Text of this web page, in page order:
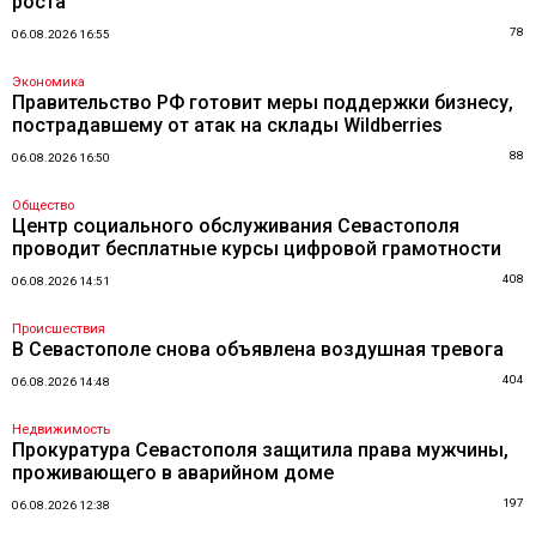
06.08.2026 16:55 78
Экономика
Правительство РФ готовит меры поддержки бизнесу,
пострадавшему от атак на склады Wildberries
06.08.2026 16:50 88
Общество
Центр социального обслуживания Севастополя
проводит бесплатные курсы цифровой грамотности
06.08.2026 14:51 408
Происшествия
В Севастополе снова объявлена воздушная тревога
06.08.2026 14:48 404
Недвижимость
Прокуратура Севастополя защитила права мужчины,
проживающего в аварийном доме
06.08.2026 12:38 197